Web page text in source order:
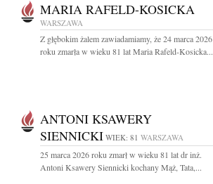
MARIA RAFELD-KOSICKA
WARSZAWA
Z głębokim żalem zawiadamiamy, że 24 marca 2026
roku zmarła w wieku 81 lat Maria Rafeld-Kosicka...
ANTONI KSAWERY
SIENNICKI WIEK: 81 WARSZAWA
25 marca 2026 roku zmarł w wieku 81 lat dr inż.
Antoni Ksawery Siennicki kochany Mąż, Tata,...